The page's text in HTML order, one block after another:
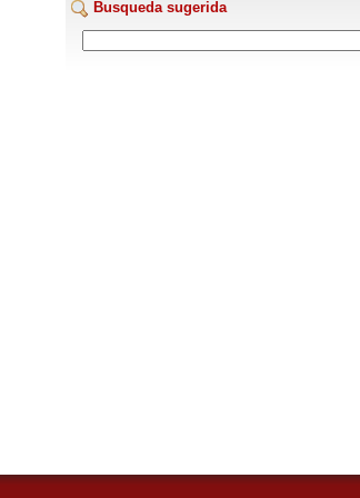
Busqueda sugerida